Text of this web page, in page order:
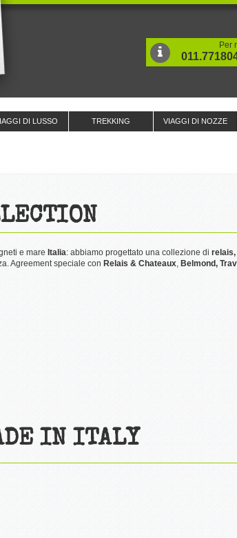
Per
DI LUSSO TREKKING VIAGGI DI NOZZE
e mare Italia: abbiamo progettato una collezione di relais,
Agreement speciale con Relais & Chateaux, Belmond,
IN ITALY